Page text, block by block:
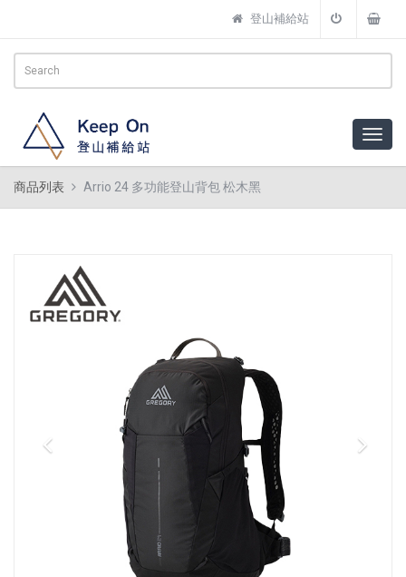
登山補給站
商品列表 Arrio 24 多功能登山背包 松木黑